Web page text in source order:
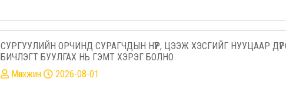
СУРГУУЛИЙН ОРЧИНД СУРАГЧДЫН НҮҮР, ЦЭЭЖ ХЭСГИЙГ НУУЦААР
БИЧЛЭГТ БУУЛГАХ НЬ ГЭМТ ХЭРЭГ БОЛНО
Mөнхжин
2026-08-01